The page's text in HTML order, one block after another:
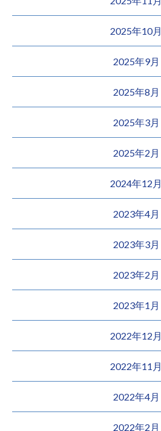
2025年10月
2025年9月
2025年8月
2025年3月
2025年2月
2024年12月
2023年4月
2023年3月
2023年2月
2023年1月
2022年12月
2022年11月
2022年4月
2022年2月